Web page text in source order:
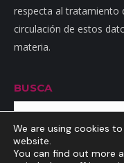
respecta al tratamiento
circulación de estos
materia.
BUSCA
We are using cookies
website.
You can find out more